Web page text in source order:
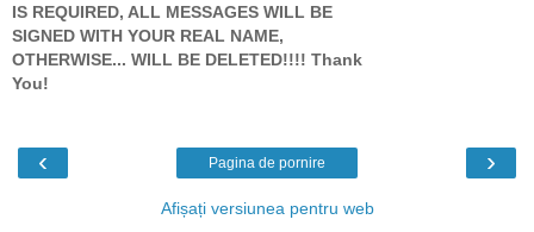
IS REQUIRED, ALL MESSAGES WILL BE
SIGNED WITH YOUR REAL NAME,
OTHERWISE... WILL BE DELETED!!!! Thank
You!
‹ ›
Pagina de pornire
Afișați versiunea pentru web